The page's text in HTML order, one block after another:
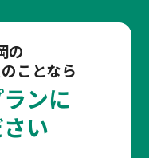
の
ことなら
ンに
い